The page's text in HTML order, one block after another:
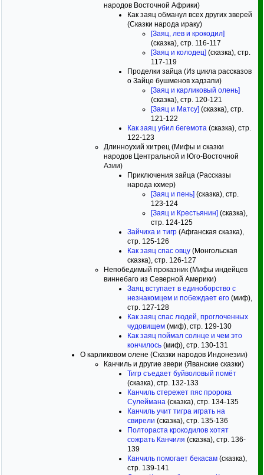
народов Восточной Африки)
Как заяц обманул всех других зверей
(Сказки народа ираку)
[Заяц, лев и крокодил]
(сказка), стр. 116-117
[Заяц и колодец] (сказка), стр.
117-119
Проделки зайца (Из цикла рассказов
о Зайце бушменов хадзапи)
[Заяц и карликовый олень]
(сказка), стр. 120-121
[Заяц и Матсу] (сказка), стр.
121-122
Как заяц убил бегемота (сказка), стр.
122-123
Длинноухий хитрец (Мифы и сказки
народов Центральной и Юго-Восточной
Азии)
Приключения зайца (Рассказы
народа кхмер)
[Заяц и пень] (сказка), стр.
123-124
[Заяц и Крестьянин] (сказка),
стр. 124-125
Зайчиха и тигр (Афганская сказка),
стр. 125-126
Как заяц спас овцу (Монгольская
сказка), стр. 126-127
Непобедимый проказник (Мифы индейцев
виннебаго из Северной Америки)
Заяц вступает в единоборство с
незнакомцем и побеждает его (миф),
стр. 127-128
Как заяц спас людей, проглоченных
чудовищем (миф), стр. 129-130
Как заяц поймал солнце и чем это
кончилось (миф), стр. 130-131
О карликовом олене (Сказки народов Индонезии)
Канчиль и другие звери (Яванские сказки)
Тигр съедает буйволовый помёт
(сказка), стр. 132-133
Канчиль стережет пяс пророка
Сулеймана (сказка), стр. 134-135
Канчиль учит тигра играть на
свирели (сказка), стр. 135-136
Полтораста крокодилов хотят
сожрать Канчиля (сказка), стр. 136-
139
Канчиль помогает бекасам (сказка),
стр. 139-141